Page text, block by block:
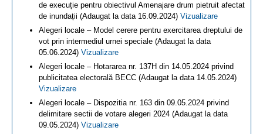
de execuție pentru obiectivul Amenajare drum pietruit afectat
de inundații (Adaugat la data 16.09.2024) Vizualizare
Alegeri locale – Model cerere pentru exercitarea dreptului de
vot prin intermediul urnei speciale (Adaugat la data
05.06.2024) Vizualizare
Alegeri locale – Hotararea nr. 137H din 14.05.2024 privind
publicitatea electorală BECC (Adaugat la data 14.05.2024)
Vizualizare
Alegeri locale – Dispozitia nr. 163 din 09.05.2024 privind
delimitare sectii de votare alegeri 2024 (Adaugat la data
09.05.2024) Vizualizare